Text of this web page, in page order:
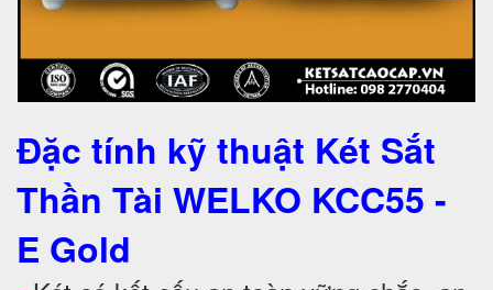
Đặc tính kỹ thuật Két Sắt
Thần Tài WELKO KCC55 -
E Gold